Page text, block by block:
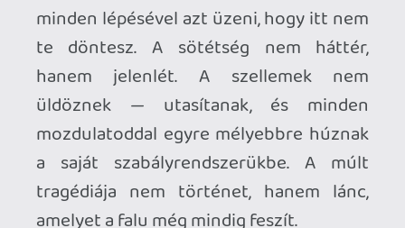
A Camera Obscura – Nem Fegyver,
Hanem Bilincs
A Camera Obscura első
pillantásra eszköz. Valójában azonban
kötés. Egy tárgy, amelyen keresztül a
túlvilág diktál, és amelyet neked kell
megtanulnod kezelni, különben te leszel
az, akit kezelnek. A kamera minden